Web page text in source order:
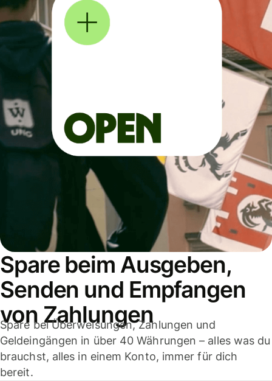
Spare beim Ausgeben,
Senden und Empfangen
von Zahlungen
Spare bei Überweisungen, Zahlungen und
Geldeingängen in über 40 Währungen – alles was du
brauchst, alles in einem Konto, immer für dich
bereit.